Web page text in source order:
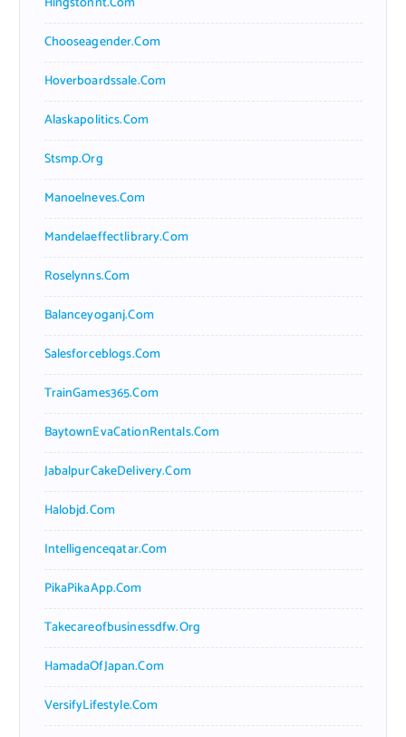
Chooseagender.com
Hoverboardssale.com
Alaskapolitics.com
Stsmp.org
Manoelneves.com
Mandelaeffectlibrary.com
Roselynns.com
Balanceyoganj.com
Salesforceblogs.com
TrainGames365.com
BaytownEvaCationRentals.com
JabalpurCakeDelivery.com
Halobjd.com
Intelligenceqatar.com
PikaPikaApp.com
Takecareofbusinessdfw.org
HamadaOfJapan.com
VersifyLifestyle.com